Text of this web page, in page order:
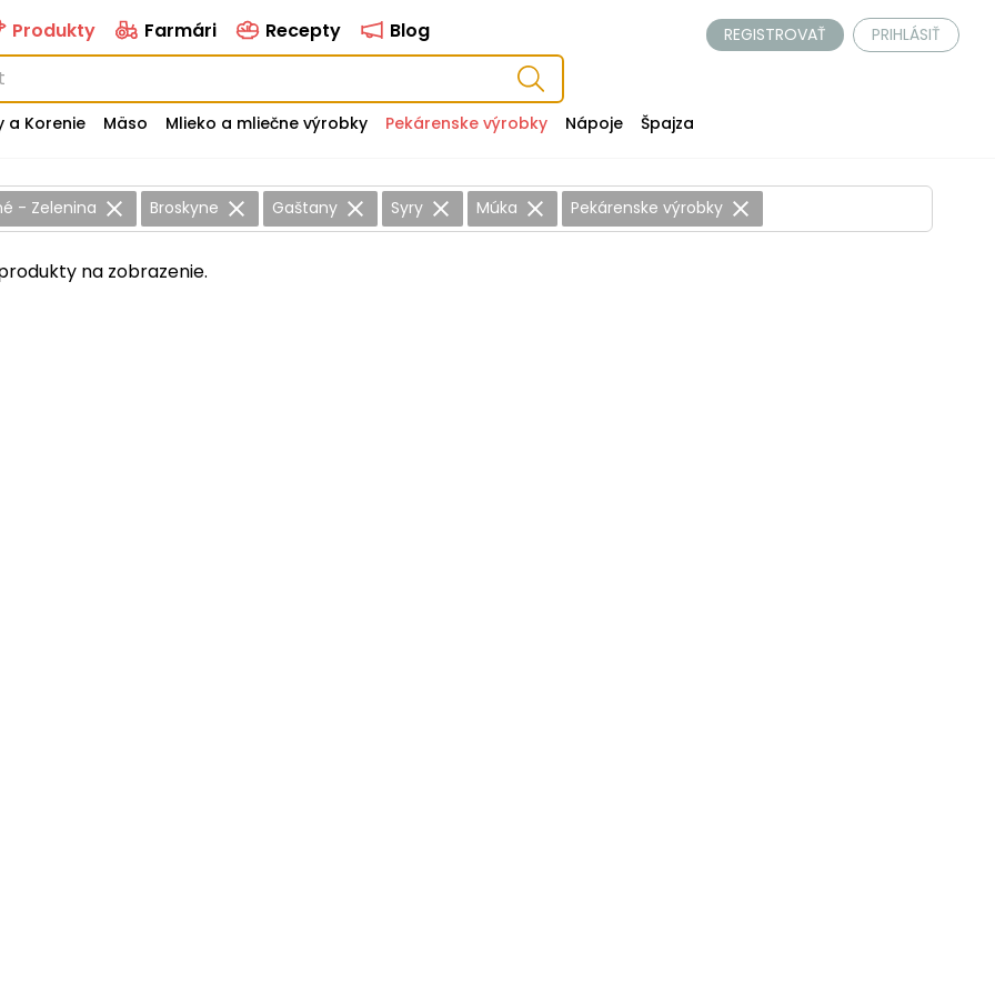
Produkty Farmári Recepty Blog REGISTROVAŤ PRIHLÁSIŤ
a Korenie Mäso Mlieko a mliečne výrobky Pekárenske výrobky Nápoje Špajza
- Zelenina Broskyne Gaštany Syry Múka Pekárenske výrobky
na zobrazenie.